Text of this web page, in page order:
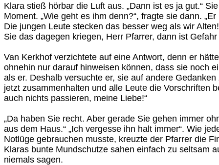
Klara stieß hörbar die Luft aus. „Dann ist es ja gut.“
Moment. „Wie geht es ihm denn?“, fragte sie dann.
Die jungen Leute stecken das besser weg als wir
Sie das dagegen kriegen, Herr Pfarrer, dann ist Gefahr
Van Kerkhof verzichtete auf eine Antwort, denn er
ohnehin nur darauf hinweisen können, dass sie noch
als er. Deshalb versuchte er, sie auf andere Gedanken
jetzt zusammenhalten und alle Leute die Vorschriften
auch nichts passieren, meine Liebe!“
„Da haben Sie recht. Aber gerade Sie gehen immer
aus dem Haus.“ „Ich vergesse ihn halt immer“. Wie
Notlüge gebrauchen musste, kreuzte der Pfarrer die
Klaras bunte Mundschutze sahen einfach zu seltsam
niemals sagen.